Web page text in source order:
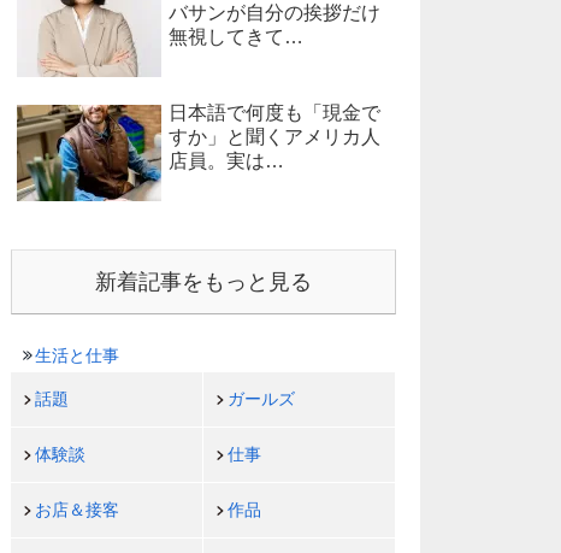
バサンが自分の挨拶だけ
無視してきて…
日本語で何度も「現金で
すか」と聞くアメリカ人
店員。実は…
新着記事をもっと見る
生活と仕事
話題 ガールズ
体験談 仕事
お店＆接客 作品